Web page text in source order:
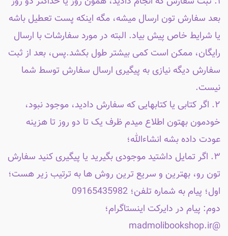
بعد سفارش تون ارسال میشه، مگه اینکه پست تعطیل باشه
یا شرایط خاص پیش بیاد. البته در مورد سفارشات با ارسال
رایگان، ممکن است کمی بیشتر طول بکشد.پس، بعد از ثبت
سفارش دیگه نیازی به پیگیری ارسال سفارش توسط شما
نیست.
۲. اگر کتابی یا کتابهایی که سفارش دادید، موجود نبود،
خودمون بهتون اطلاع میدم ظرف یک تا دو روز تا هزینه
عودت داده بشه انشاءالله؛
۳. اگر تمایل داشتید موجودی بگیرید یا پیگیری کنید سفارش
تون رو، بهترین و سریع ترین روش ها به ترتیب زیر هست؛
اول؛ پیام به شماره تلفن؛ 09165435982
دوم: پیام در دایرکت اینستاگرام؛
@madmolibookshop.ir